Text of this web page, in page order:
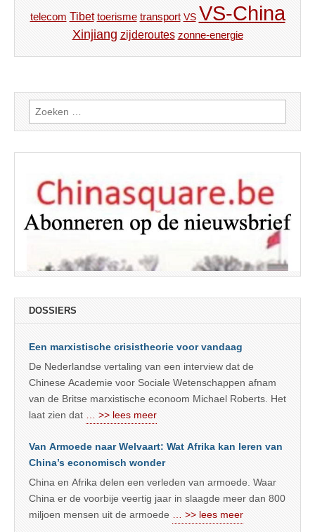
telecom Tibet toerisme transport VS VS-China
Xinjiang zijderoutes zonne-energie
Zoeken
naar:
DOSSIERS
Een marxistische crisistheorie voor vandaag
De Nederlandse vertaling van een interview dat de
Chinese Academie voor Sociale Wetenschappen afnam
van de Britse marxistische econoom Michael Roberts. Het
laat zien dat
… >> lees meer
Van Armoede naar Welvaart: Wat Afrika kan leren van
China’s economisch wonder
China en Afrika delen een verleden van armoede. Waar
China er de voorbije veertig jaar in slaagde meer dan 800
miljoen mensen uit de armoede
… >> lees meer